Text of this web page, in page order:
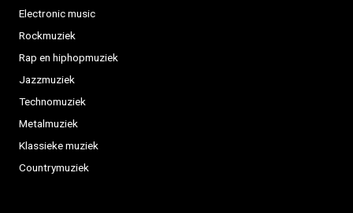
Electronic music
Rockmuziek
Rap en hiphopmuziek
Jazzmuziek
Technomuziek
Metalmuziek
Klassieke muziek
Countrymuziek